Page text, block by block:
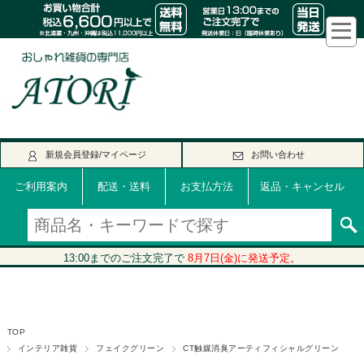
新規会員登録/マイページ お問い合わせ
ご利用案内 配送・送料 お支払方法 返品・キャンセル
TOP
インテリア雑貨
フェイクグリーン CT触媒消臭アーティフィシャルグリーン